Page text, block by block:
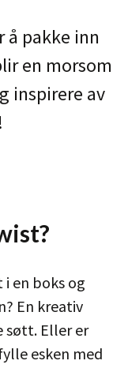
å pakke inn
en morsom
inspirere av
i en boks og
En kreativ
søtt. Eller er
esken med